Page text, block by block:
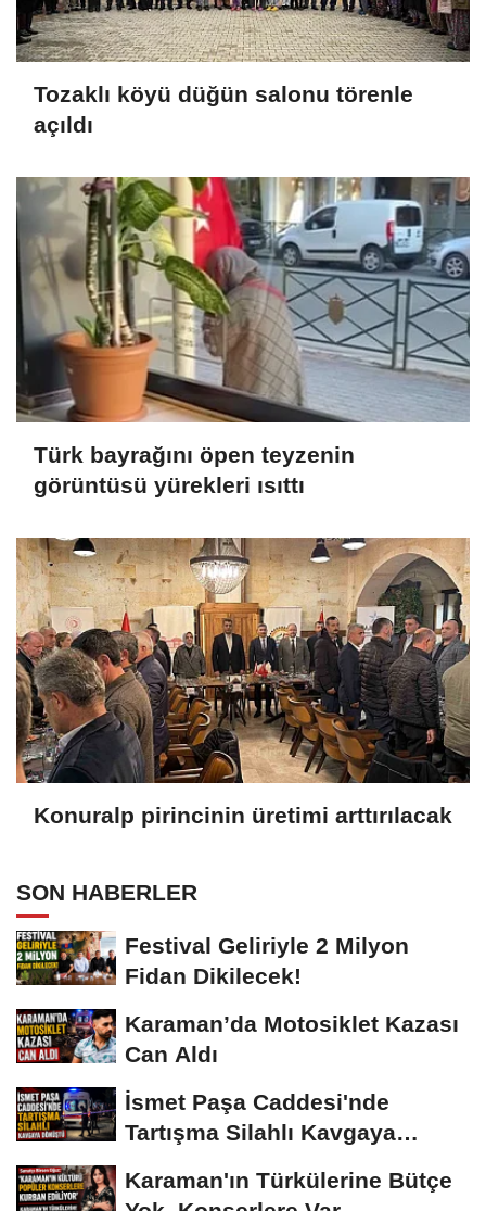
Tozaklı köyü düğün salonu törenle
açıldı
Türk bayrağını öpen teyzenin
görüntüsü yürekleri ısıttı
Konuralp pirincinin üretimi arttırılacak
SON HABERLER
Festival Geliriyle 2 Milyon
Fidan Dikilecek!
Karaman’da Motosiklet Kazası
Can Aldı
İsmet Paşa Caddesi'nde
Tartışma Silahlı Kavgaya
Karaman'ın Türkülerine Bütçe